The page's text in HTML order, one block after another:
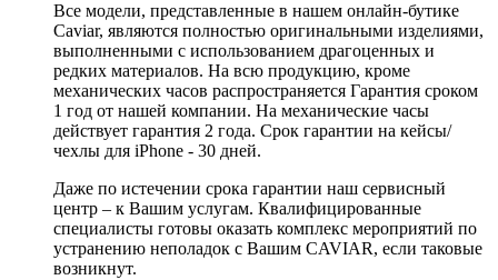
Все модели, представленные в нашем онлайн-бутике
Caviar, являются полностью оригинальными изделиями,
выполненными с использованием драгоценных и
редких материалов. На всю продукцию, кроме
механических часов распространяется Гарантия сроком
1 год от нашей компании. На механические часы
действует гарантия 2 года. Срок гарантии на кейсы/
чехлы для iPhone - 30 дней.
Даже по истечении срока гарантии наш сервисный
центр – к Вашим услугам. Квалифицированные
специалисты готовы оказать комплекс мероприятий по
устранению неполадок с Вашим CAVIAR, если таковые
возникнут.